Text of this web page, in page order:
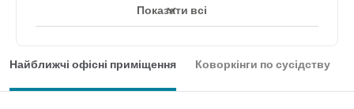
Місто / центр міста
центру Львову, і станьте частиною динамічної бізнес-
зібрати клієнтів і колег в одному місці? Це просто! До ваших
Показати всі
Найближчі офісні приміщення Коворкінги по сусідству